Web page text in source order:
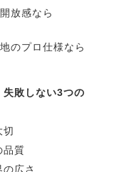
放感なら
のプロ仕様なら
失敗しない3つの
品質
広さ